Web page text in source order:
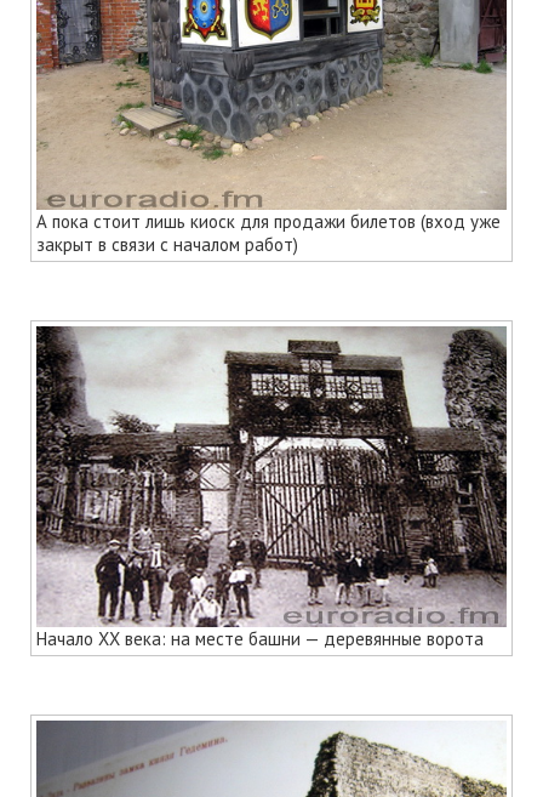
А пока стоит лишь киоск для продажи билетов (вход уже
закрыт в связи с началом работ)
Начало ХХ века: на месте башни — деревянные ворота